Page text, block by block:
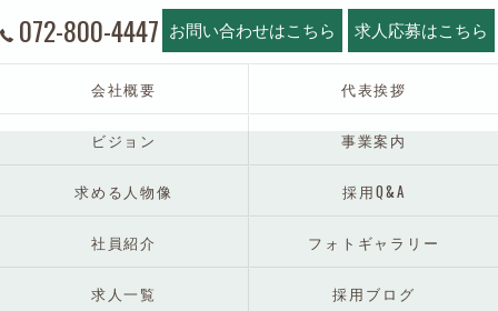
072-800-4447 お問い合わせはこちら 求人応募はこちら
会社概要 代表挨拶
ビジョン 事業案内
求める人物像 採用Q&A
社員紹介 フォトギャラリー
求人一覧 採用ブログ